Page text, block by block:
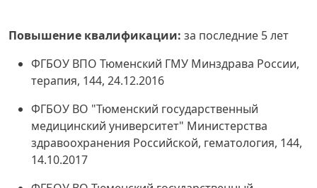
Повышение квалификации: за последние 5 лет
ФГБОУ ВПО Тюменский ГМУ Минздрава России,
терапия, 144, 24.12.2016
ФГБОУ ВО "Тюменский государственный
медицинский университет" Министерства
здравоохранения Российской, гематология, 144,
14.10.2017